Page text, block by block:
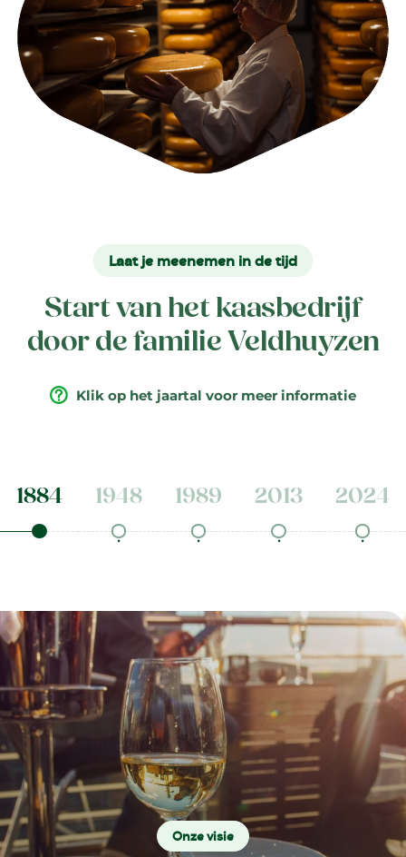
Laat je meenemen in de tijd
Start van het kaasbedrijf
door de familie Veldhuyzen
Klik op het jaartal voor meer informatie
1884
.
1948
.
1989
.
2013
.
2024
.
Onze visie